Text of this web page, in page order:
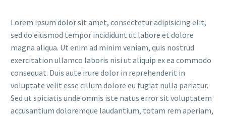
Lorem ipsum dolor sit amet, consectetur adipisicing elit,
sed do eiusmod tempor incididunt ut labore et dolore
magna aliqua. Ut enim ad minim veniam, quis nostrud
exercitation ullamco laboris nisi ut aliquip ex ea commodo
consequat. Duis aute irure dolor in reprehenderit in
voluptate velit esse cillum dolore eu fugiat nulla pariatur.
Sed ut spiciatis unde omnis iste natus error sit voluptatem
accusantium doloremque laudantium, totam rem aperiam,